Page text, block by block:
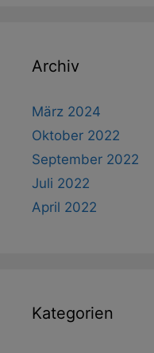
Archiv
März 2024
Oktober 2022
September 2022
Juli 2022
April 2022
Kategorien